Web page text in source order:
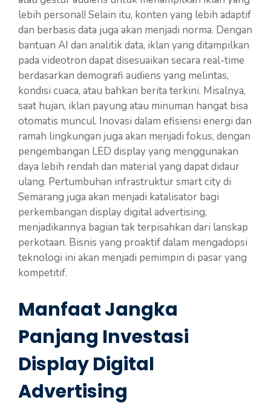
lebih personal! Selain itu, konten yang lebih adaptif
dan berbasis data juga akan menjadi norma. Dengan
bantuan AI dan analitik data, iklan yang ditampilkan
pada videotron dapat disesuaikan secara real-time
berdasarkan demografi audiens yang melintas,
kondisi cuaca, atau bahkan berita terkini. Misalnya,
saat hujan, iklan payung atau minuman hangat bisa
otomatis muncul. Inovasi dalam efisiensi energi dan
ramah lingkungan juga akan menjadi fokus, dengan
pengembangan LED display yang menggunakan
daya lebih rendah dan material yang dapat didaur
ulang. Pertumbuhan infrastruktur smart city di
Semarang juga akan menjadi katalisator bagi
perkembangan display digital advertising,
menjadikannya bagian tak terpisahkan dari lanskap
perkotaan. Bisnis yang proaktif dalam mengadopsi
teknologi ini akan menjadi pemimpin di pasar yang
kompetitif.
Manfaat Jangka
Panjang Investasi
Display Digital
Advertising